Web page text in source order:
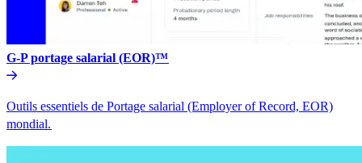
G-P portage salarial (EOR)™​​
Outils essentiels de Portage salarial (Employer of Record, EOR)
mondial.​​